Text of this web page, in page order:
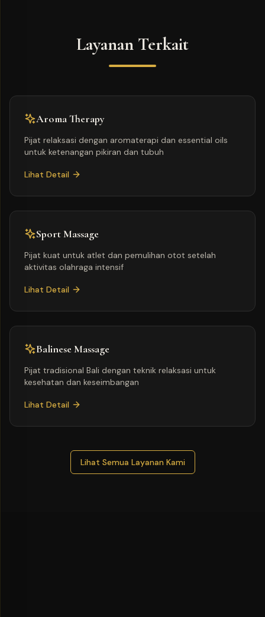
Layanan Terkait
Aroma Therapy
Pijat relaksasi dengan aromaterapi dan essential oils
untuk ketenangan pikiran dan tubuh
Lihat Detail
Sport Massage
Pijat kuat untuk atlet dan pemulihan otot setelah
aktivitas olahraga intensif
Lihat Detail
Balinese Massage
Pijat tradisional Bali dengan teknik relaksasi untuk
kesehatan dan keseimbangan
Lihat Detail
Lihat Semua Layanan Kami